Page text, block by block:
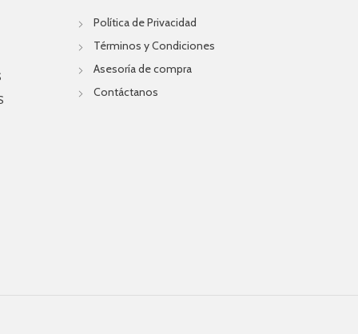
Política de Privacidad
Términos y Condiciones
Asesoría de compra
Contáctanos